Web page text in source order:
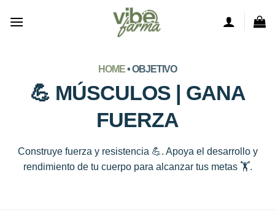
HOME• OBJETIVO
💪 MÚSCULOS | GANA
FUERZA
Construye fuerza y resistencia 💪. Apoya el desarrollo y
rendimiento de tu cuerpo para alcanzar tus metas 🏋️.